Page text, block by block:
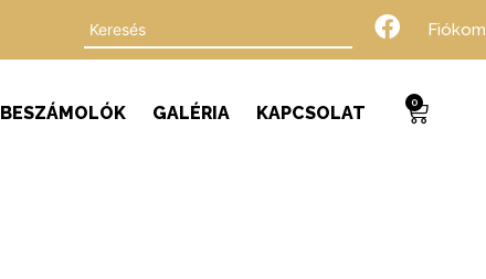
Fiókom
BESZÁMOLÓK GALÉRIA KAPCSOLAT 0